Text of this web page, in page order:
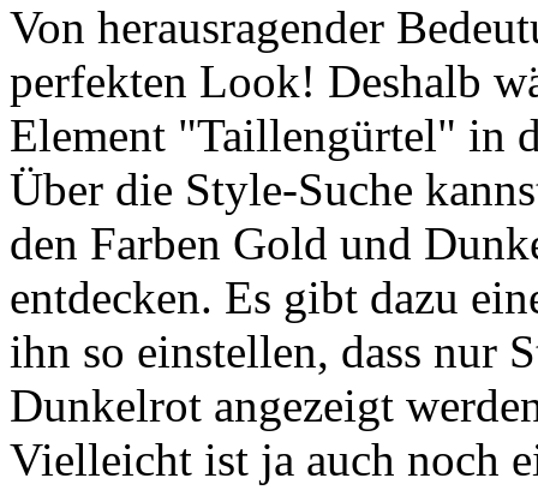
Von herausragender
perfekten Look! Deshalb
Element "Taillengürtel" in
Über die Style-Suche
den Farben Gold und
entdecken. Es gibt dazu
ihn so einstellen, dass nur
Dunkelrot angezeigt
Vielleicht ist ja auch noch